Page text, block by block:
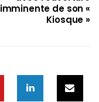
imminente de son «
Kiosque »